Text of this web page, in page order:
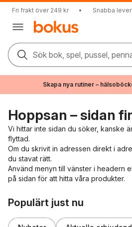
Fri frakt över 249 kr • Snabba
Sök bok, spel, pussel,
Skapa nya rutiner –
Hoppsan – sidan
Vi hittar inte sidan du söker, kanske
flyttad.
Om du skrivit in adressen direkt i
du stavat rätt.
Använd menyn till vänster i headern
på sidan för att hitta våra produkter.
Populärt just nu